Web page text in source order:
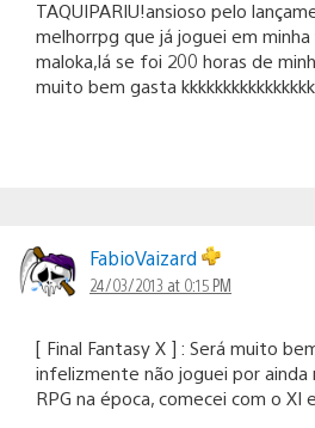
TAQUIPARIU!ansioso pelo
melhorrpg que já joguei em
maloka,lá se foi 200 horas de
muito bem gasta
FabioVaizard
24/03/2013 at 0:15 PM
[ Final Fantasy X ] : Será muito
infelizmente não joguei por ainda
RPG na época, comecei com o XI